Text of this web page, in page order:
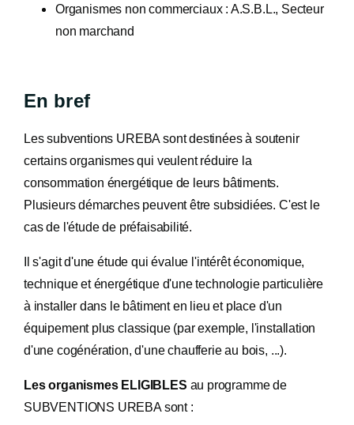
Organismes non commerciaux : A.S.B.L., Secteur
non marchand
En bref
Les subventions UREBA sont destinées à soutenir
certains organismes qui veulent réduire la
consommation énergétique de leurs bâtiments.
Plusieurs démarches peuvent être subsidiées. C'est le
cas de l'étude de préfaisabilité.
Il s'agit d'une étude qui évalue l'intérêt économique,
technique et énergétique d'une technologie particulière
à installer dans le bâtiment en lieu et place d'un
équipement plus classique (par exemple, l'installation
d'une cogénération, d'une chaufferie au bois, ...).
Les organismes ELIGIBLES au programme de
SUBVENTIONS UREBA sont :